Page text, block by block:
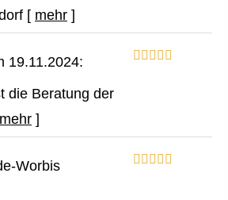
[ mehr ]
19.11.2024:
die Beratung der
mehr ]
Worbis